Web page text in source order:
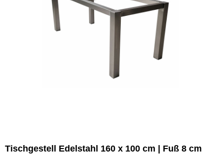
Tischgestell Edelstahl 160 x 100 cm | Fuß 8 cm